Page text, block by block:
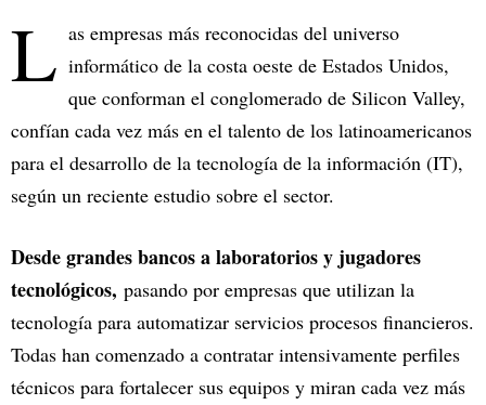
L as empresas más reconocidas del universo
informático de la costa oeste de Estados Unidos,
que conforman el conglomerado de Silicon Valley,
confían cada vez más en el talento de los latinoamericanos
para el desarrollo de la tecnología de la información (IT),
según un reciente estudio sobre el sector.
Desde grandes bancos a laboratorios y jugadores
tecnológicos, pasando por empresas que utilizan la
tecnología para automatizar servicios procesos financieros.
Todas han comenzado a contratar intensivamente perfiles
técnicos para fortalecer sus equipos y miran cada vez más